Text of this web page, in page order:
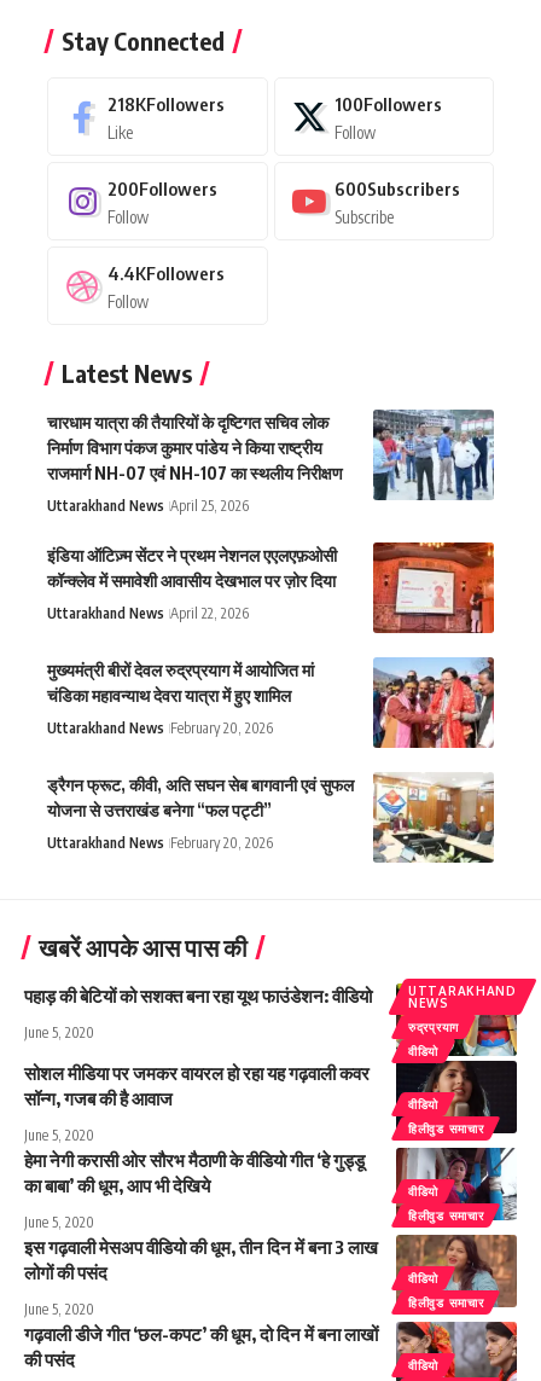
Stay Connected
218KFollowers
Like
100Followers
Follow
200Followers
Follow
600Subscribers
Subscribe
4.4KFollowers
Follow
Latest News
चारधाम यात्रा की तैयारियों के दृष्टिगत सचिव लोक
निर्माण विभाग पंकज कुमार पांडेय ने किया राष्ट्रीय
राजमार्ग NH-07 एवं NH-107 का स्थलीय निरीक्षण
Uttarakhand News April 25, 2026
इंडिया ऑटिज़्म सेंटर ने प्रथम नेशनल एएलएफ़ओसी
कॉन्क्लेव में समावेशी आवासीय देखभाल पर ज़ोर दिया
Uttarakhand News April 22, 2026
मुख्यमंत्री बीरों देवल रुद्रप्रयाग में आयोजित मां
चंडिका महावन्याथ देवरा यात्रा में हुए शामिल
Uttarakhand News February 20, 2026
ड्रैगन फ्रूट, कीवी, अति सघन सेब बागवानी एवं सुफल
योजना से उत्तराखंड बनेगा “फल पट्टी”
Uttarakhand News February 20, 2026
खबरें आपके आस पास की
UTTARAKHAND
NEWS
रुद्रप्रयाग
वीडियो
पहाड़ की बेटियों को सशक्त बना रहा यूथ फाउंडेशन: वीडियो
June 5, 2020
वीडियो
हिलीवुड समाचार
सोशल मीडिया पर जमकर वायरल हो रहा यह गढ़वाली कवर
सॉन्ग, गजब की है आवाज
June 5, 2020
वीडियो
हिलीवुड समाचार
हेमा नेगी करासी ओर सौरभ मैठाणी के वीडियो गीत ‘हे गुड्डू
का बाबा’ की धूम, आप भी देखिये
June 5, 2020
वीडियो
हिलीवुड समाचार
इस गढ़वाली मेसअप वीडियो की धूम, तीन दिन में बना 3 लाख
लोगों की पसंद
June 5, 2020
वीडियो
गढ़वाली डीजे गीत ‘छल-कपट’ की धूम, दो दिन में बना लाखों
की पसंद